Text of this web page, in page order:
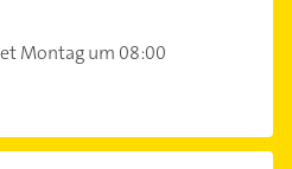
Montag um 08:00